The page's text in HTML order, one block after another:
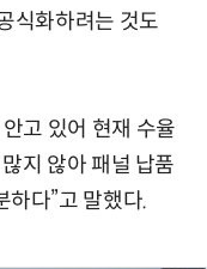
식화하려는 것도
고 있어 현재 수율
지 않아 패널 납품
하다”고 말했다.